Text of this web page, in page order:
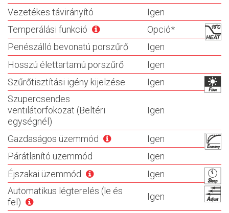
Vezetékes távirányító
Igen
Temperálási funkció
Opció*
Penészálló bevonatú porszűrő
Igen
Hosszú élettartamú porszűrő
Igen
Szűrőtisztítási igény kijelzése
Igen
Szupercsendes
ventilátorfokozat (Beltéri
egységnél)
Igen
Gazdaságos üzemmód
Igen
Párátlanító üzemmód
Igen
Éjszakai üzemmód
Igen
Automatikus légterelés (le és
fel)
Igen